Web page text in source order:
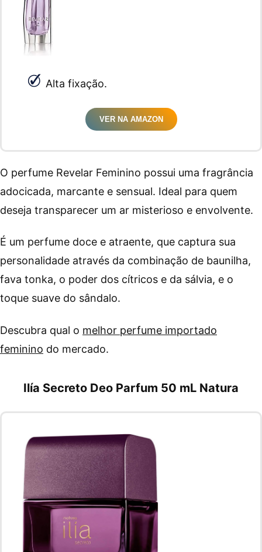
Alta fixação.
VER NA AMAZON
O perfume Revelar Feminino possui uma fragrância
adocicada, marcante e sensual. Ideal para quem
deseja transparecer um ar misterioso e envolvente.
É um perfume doce e atraente, que captura sua
personalidade através da combinação de baunilha,
fava tonka, o poder dos cítricos e da sálvia, e o
toque suave do sândalo.
Descubra qual o melhor perfume importado
feminino do mercado.
Ilía Secreto Deo Parfum 50 mL Natura